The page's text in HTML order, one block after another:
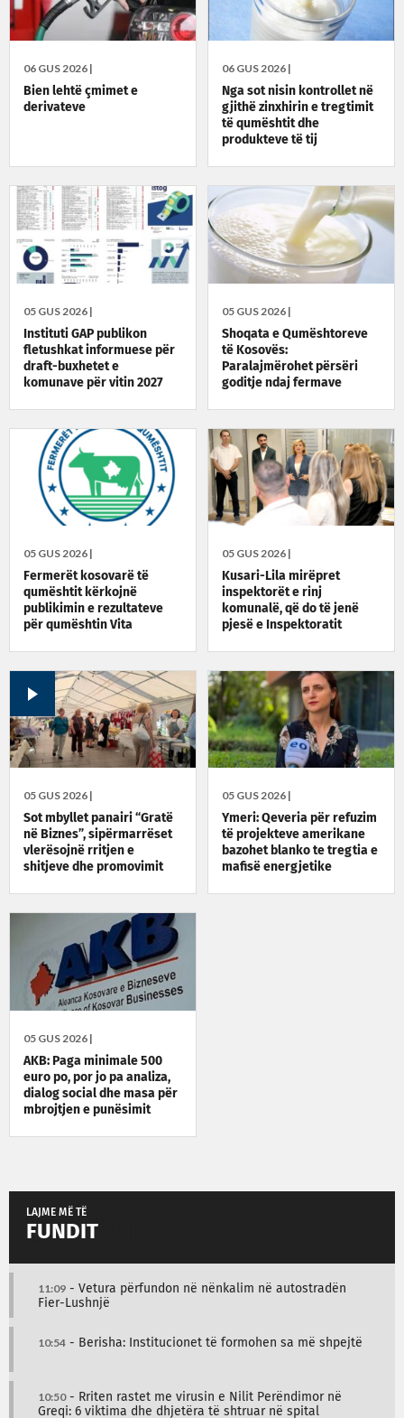
06 GUS 2026 |
Bien lehtë çmimet e
derivateve
06 GUS 2026 |
Nga sot nisin kontrollet në
gjithë zinxhirin e tregtimit
të qumështit dhe
produkteve të tij
05 GUS 2026 |
Instituti GAP publikon
fletushkat informuese për
draft-buxhetet e
komunave për vitin 2027
05 GUS 2026 |
Shoqata e Qumështoreve
të Kosovës:
Paralajmërohet përsëri
goditje ndaj fermave
05 GUS 2026 |
Fermerët kosovarë të
qumështit kërkojnë
publikimin e rezultateve
për qumështin Vita
05 GUS 2026 |
Kusari-Lila mirëpret
inspektorët e rinj
komunalë, që do të jenë
pjesë e Inspektoratit
05 GUS 2026 |
Sot mbyllet panairi “Gratë
në Biznes”, sipërmarrëset
vlerësojnë rritjen e
shitjeve dhe promovimit
05 GUS 2026 |
Ymeri: Qeveria për refuzim
të projekteve amerikane
bazohet blanko te tregtia e
mafisë energjetike
05 GUS 2026 |
AKB: Paga minimale 500
euro po, por jo pa analiza,
dialog social dhe masa për
mbrojtjen e punësimit
LAJME MË TË
FUNDIT
11:09 - Vetura përfundon në nënkalim në autostradën
Fier-Lushnjë
10:54 - Berisha: Institucionet të formohen sa më shpejtë
10:50- Rriten rastet me virusin e Nilit Perëndimor në
Greqi: 6 viktima dhe dhjetëra të shtruar në spital